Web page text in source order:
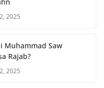
2025
Muhammad Saw
Rajab?
2025